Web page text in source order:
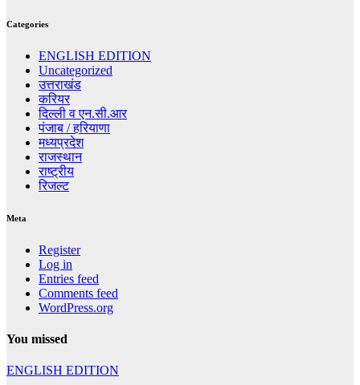
Categories
ENGLISH EDITION
Uncategorized
उत्तराखंड
करियर
दिल्ली व एन.सी.आर
पंजाब / हरियाणा
मध्यप्रदेश
राजस्थान
राष्ट्रीय
रिजल्ट
Meta
Register
Log in
Entries feed
Comments feed
WordPress.org
You missed
ENGLISH EDITION